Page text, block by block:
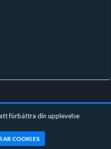
förbättra din upplevelse
COOKIES